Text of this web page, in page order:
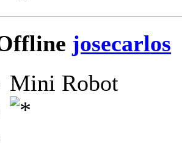
josecarlos
Mini Robot